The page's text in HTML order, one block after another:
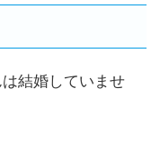
結婚していませ